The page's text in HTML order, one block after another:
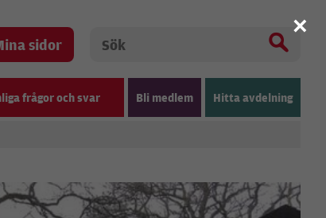
sidor
frågor och svar Bli medlem Hitta avdelning
×